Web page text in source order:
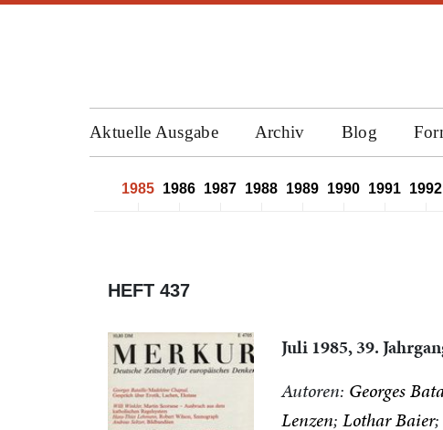
Aktuelle Ausgabe Archiv Blog
1985 1986 1987 1988 1989 1990 1991 1992
HEFT 437
Juli 1985, 39.
Autoren: Georges
Lenzen Lothar Baier